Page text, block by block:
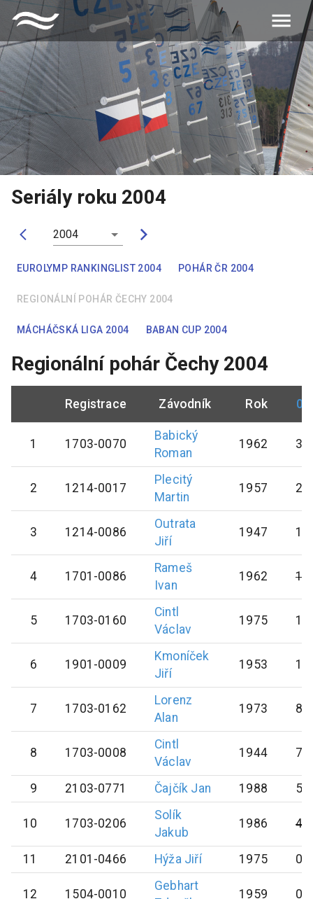
Seriály roku 2004
2004
EUROLYMP RANKINGLIST 2004 POHÁR ČR 2004
REGIONÁLNÍ POHÁR ČECHY 2004
MÁCHÁČSKÁ LIGA 2004 BABAN CUP 2004
Regionální pohár Čechy 2004
Registrace Závodník Rok
1 1703-0070
Babický
Roman
1962
2 1214-0017
Plecitý
Martin
1957
3 1214-0086
Outrata
Jiří
1947
4 1701-0086
Rameš
Ivan
1962
5 1703-0160
Cintl
Václav
1975
6 1901-0009
Kmoníček
Jiří
1953
7 1703-0162
Lorenz
Alan
1973
8 1703-0008
Cintl
Václav
1944
9 2103-0771 Čajčík Jan 1988
10 1703-0206
Solík
Jakub
1986
11 2101-0466 Hýža Jiří 1975 0
12 1504-0010
Gebhart
1959 0